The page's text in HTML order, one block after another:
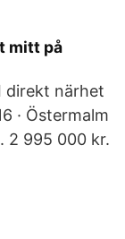
mitt på
direkt närhet
· Östermalm
2 995 000 kr.